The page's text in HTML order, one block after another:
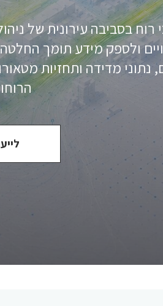
רוח בסביבה עירונית של
ולספק מידע תומך
נתוני מדידה ותחזיות